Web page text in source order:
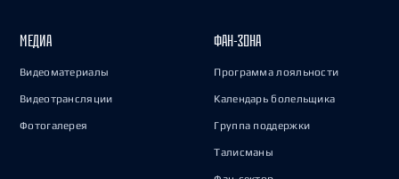
МЕДИА
Видеоматериалы
Видеотрансляции
Фотогалерея
ФАН-ЗОНА
Программа лояльности
Календарь болельщика
Группа поддержки
Талисманы